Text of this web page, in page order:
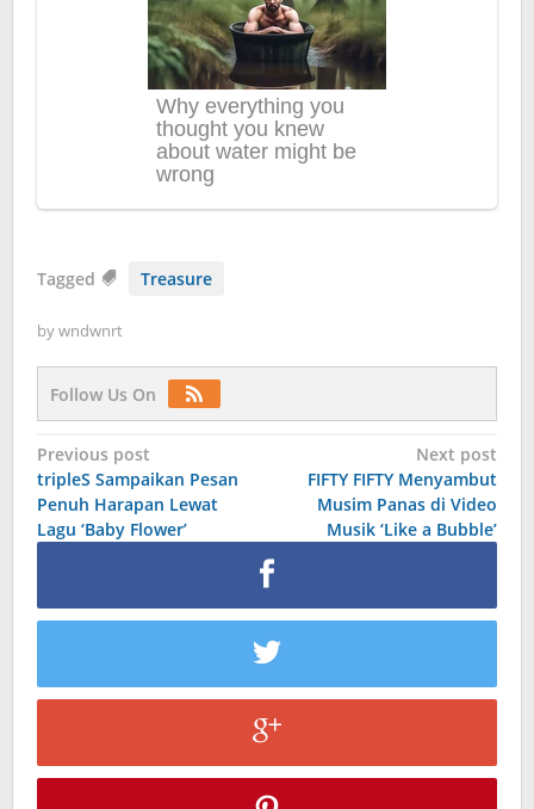
Tagged Treasure
bywndwnrt
Follow Us On
Post
navigation
Previous post
tripleS Sampaikan Pesan
Penuh Harapan Lewat
Lagu ‘Baby Flower’
Next post
FIFTY FIFTY Menyambut
Musim Panas di Video
Musik ‘Like a Bubble’